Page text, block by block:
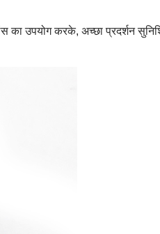
उपयोग करके, अच्छा प्रदर्शन